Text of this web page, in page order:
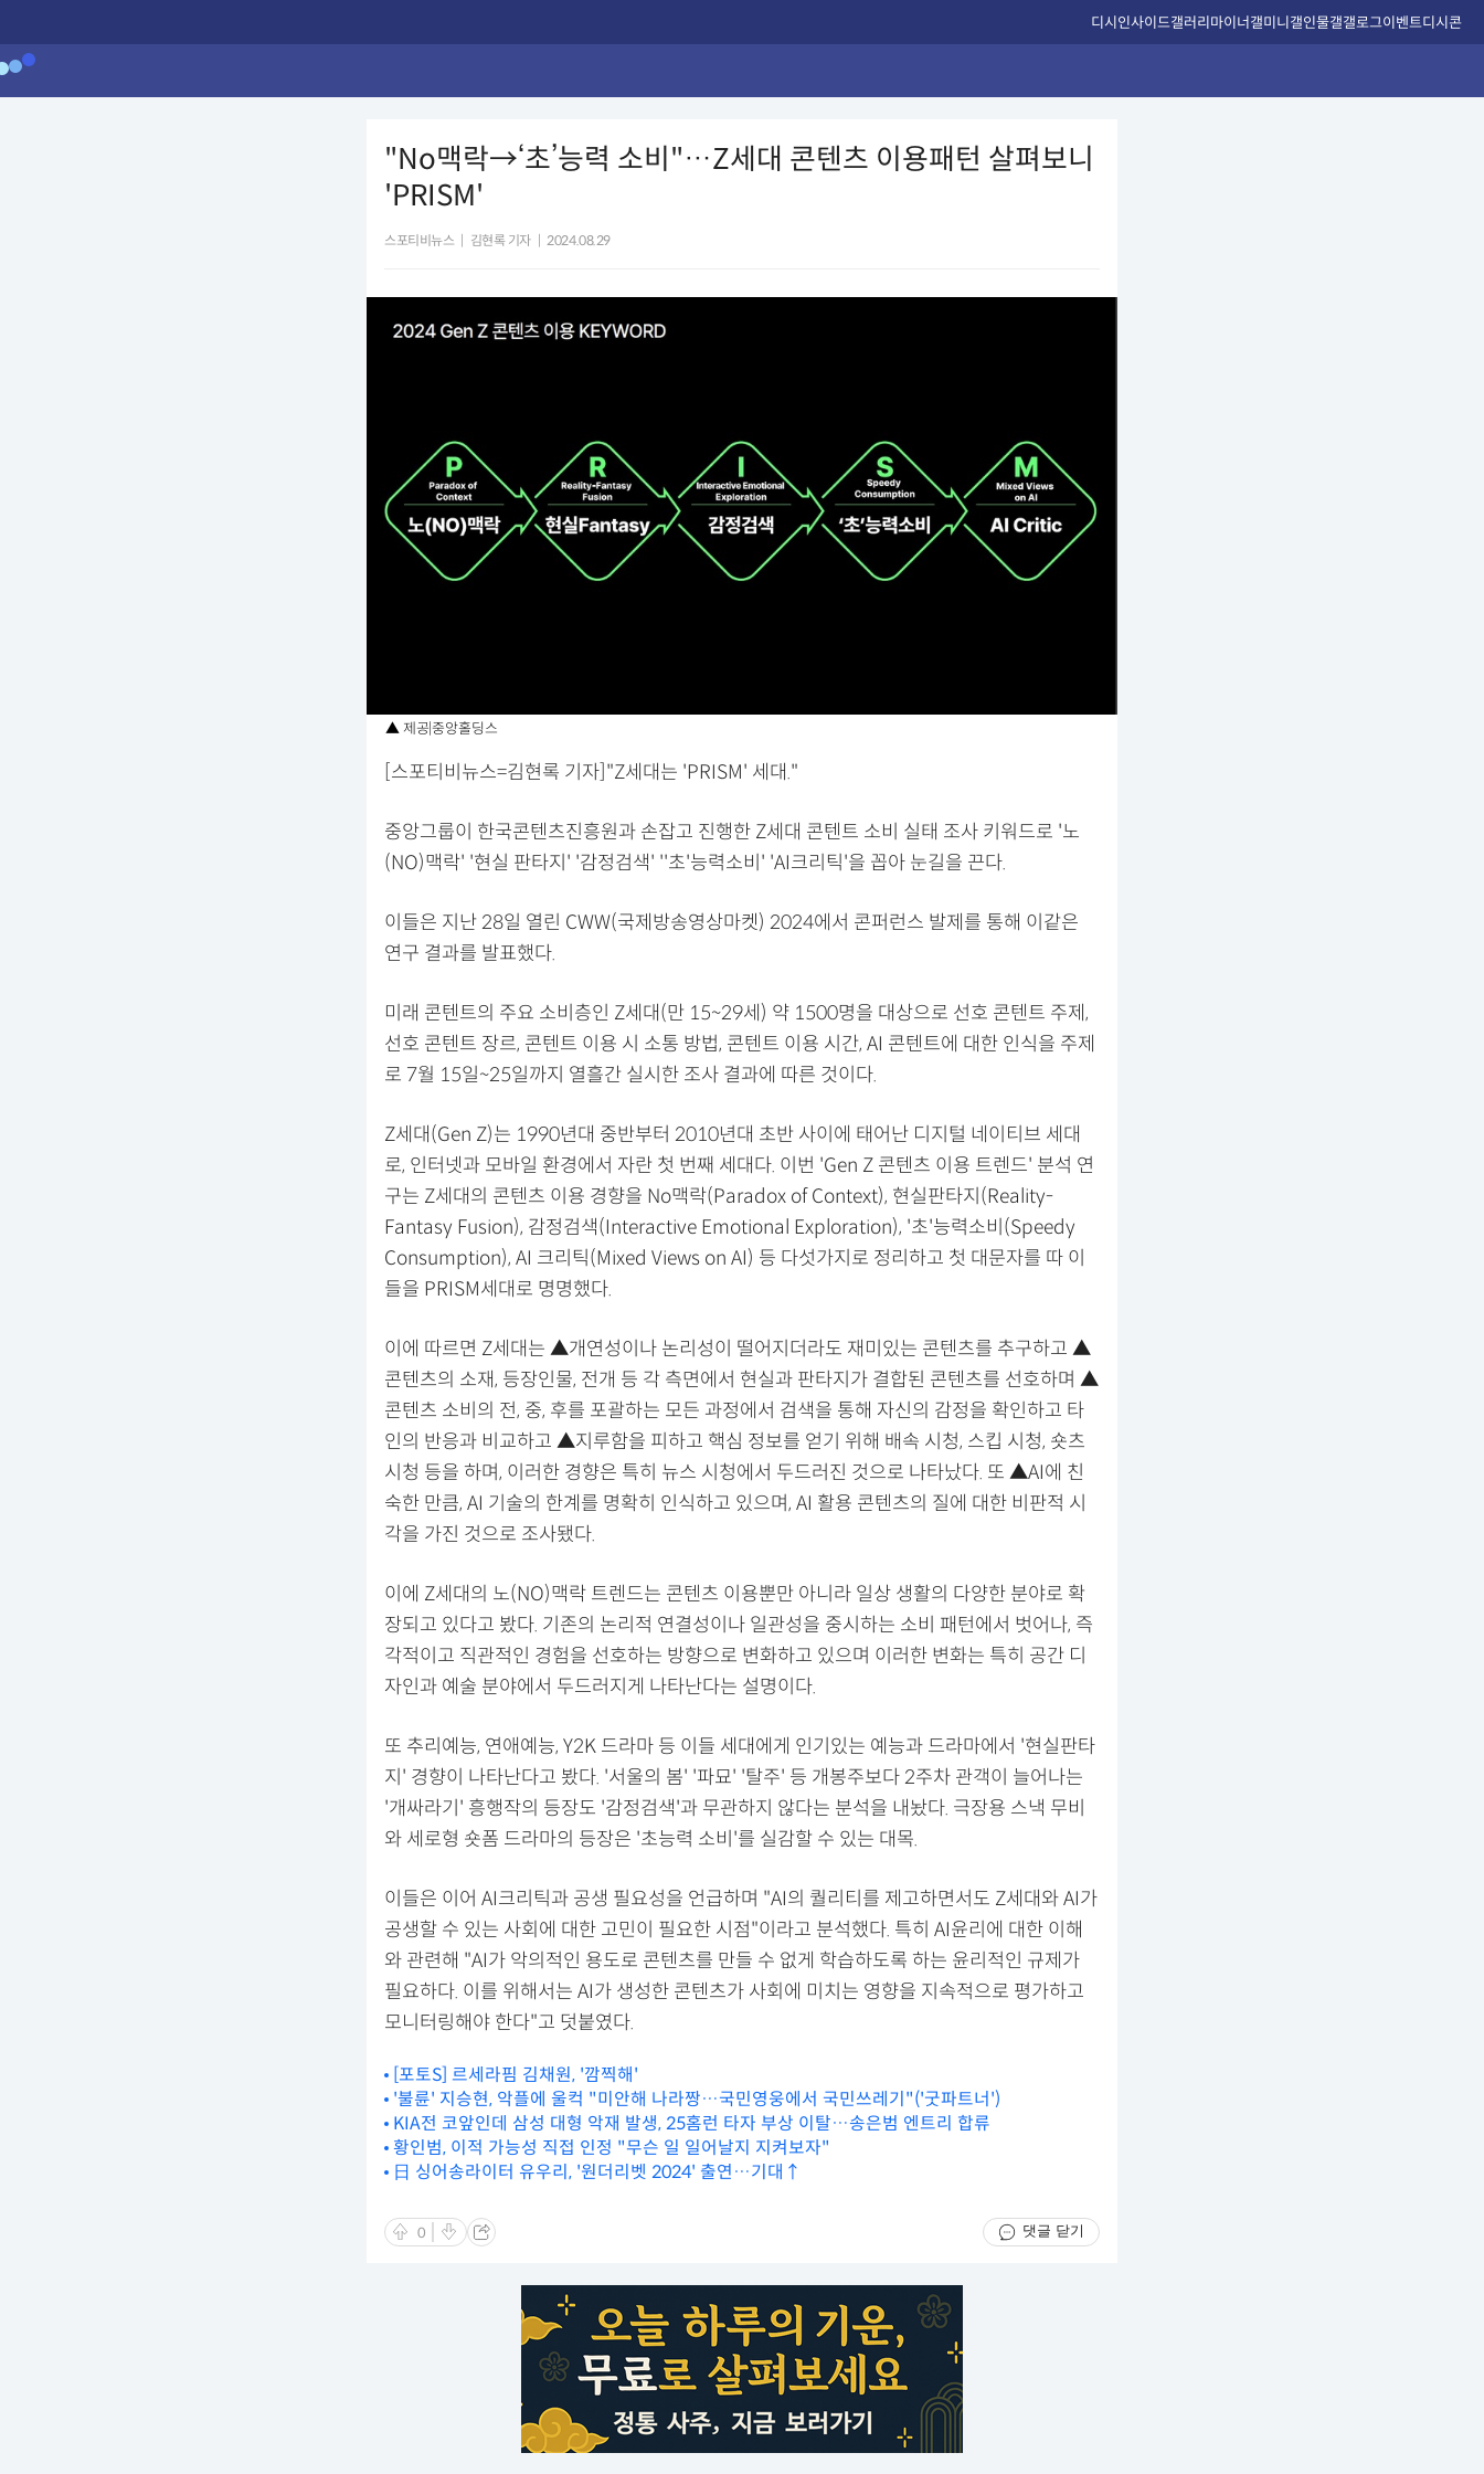
디시인사이드갤러리마이너갤미니갤인물갤갤로그이벤트디시콘
"No맥락→‘초’능력 소비"…Z세대 콘텐츠 이용패턴 살펴보니
'PRISM'
스포티비뉴스 김현록 기자 2024.08.29
▲ 제공|중앙홀딩스
[스포티비뉴스=김현록 기자]"Z세대는 'PRISM' 세대."
중앙그룹이 한국콘텐츠진흥원과 손잡고 진행한 Z세대 콘텐트 소비 실태 조사 키워드로 '노
(NO)맥락' '현실 판타지' '감정검색' ''초'능력소비' 'AI크리틱'을 꼽아 눈길을 끈다.
이들은 지난 28일 열린 CWW(국제방송영상마켓) 2024에서 콘퍼런스 발제를 통해 이같은
연구 결과를 발표했다.
미래 콘텐트의 주요 소비층인 Z세대(만 15~29세) 약 1500명을 대상으로 선호 콘텐트 주제,
선호 콘텐트 장르, 콘텐트 이용 시 소통 방법, 콘텐트 이용 시간, AI 콘텐트에 대한 인식을 주제
로 7월 15일~25일까지 열흘간 실시한 조사 결과에 따른 것이다.
Z세대(Gen Z)는 1990년대 중반부터 2010년대 초반 사이에 태어난 디지털 네이티브 세대
로, 인터넷과 모바일 환경에서 자란 첫 번째 세대다. 이번 'Gen Z 콘텐츠 이용 트렌드' 분석 연
구는 Z세대의 콘텐츠 이용 경향을 No맥락(Paradox of Context), 현실판타지(Reality-
Fantasy Fusion), 감정검색(Interactive Emotional Exploration), '초'능력소비(Speedy
Consumption), AI 크리틱(Mixed Views on AI) 등 다섯가지로 정리하고 첫 대문자를 따 이
들을 PRISM세대로 명명했다.
이에 따르면 Z세대는 ▲개연성이나 논리성이 떨어지더라도 재미있는 콘텐츠를 추구하고 ▲
콘텐츠의 소재, 등장인물, 전개 등 각 측면에서 현실과 판타지가 결합된 콘텐츠를 선호하며 ▲
콘텐츠 소비의 전, 중, 후를 포괄하는 모든 과정에서 검색을 통해 자신의 감정을 확인하고 타
인의 반응과 비교하고 ▲지루함을 피하고 핵심 정보를 얻기 위해 배속 시청, 스킵 시청, 숏츠
시청 등을 하며, 이러한 경향은 특히 뉴스 시청에서 두드러진 것으로 나타났다. 또 ▲AI에 친
숙한 만큼, AI 기술의 한계를 명확히 인식하고 있으며, AI 활용 콘텐츠의 질에 대한 비판적 시
각을 가진 것으로 조사됐다.
이에 Z세대의 노(NO)맥락 트렌드는 콘텐츠 이용뿐만 아니라 일상 생활의 다양한 분야로 확
장되고 있다고 봤다. 기존의 논리적 연결성이나 일관성을 중시하는 소비 패턴에서 벗어나, 즉
각적이고 직관적인 경험을 선호하는 방향으로 변화하고 있으며 이러한 변화는 특히 공간 디
자인과 예술 분야에서 두드러지게 나타난다는 설명이다.
또 추리예능, 연애예능, Y2K 드라마 등 이들 세대에게 인기있는 예능과 드라마에서 '현실판타
지' 경향이 나타난다고 봤다. '서울의 봄' '파묘' '탈주' 등 개봉주보다 2주차 관객이 늘어나는
'개싸라기' 흥행작의 등장도 '감정검색'과 무관하지 않다는 분석을 내놨다. 극장용 스낵 무비
와 세로형 숏폼 드라마의 등장은 '초능력 소비'를 실감할 수 있는 대목.
이들은 이어 AI크리틱과 공생 필요성을 언급하며 "AI의 퀄리티를 제고하면서도 Z세대와 AI가
공생할 수 있는 사회에 대한 고민이 필요한 시점"이라고 분석했다. 특히 AI윤리에 대한 이해
와 관련해 "AI가 악의적인 용도로 콘텐츠를 만들 수 없게 학습하도록 하는 윤리적인 규제가
필요하다. 이를 위해서는 AI가 생성한 콘텐츠가 사회에 미치는 영향을 지속적으로 평가하고
모니터링해야 한다"고 덧붙였다.
[포토S] 르세라핌 김채원, '깜찍해'
'불륜' 지승현, 악플에 울컥 "미안해 나라짱…국민영웅에서 국민쓰레기"('굿파트너')
KIA전 코앞인데 삼성 대형 악재 발생, 25홈런 타자 부상 이탈…송은범 엔트리 합류
황인범, 이적 가능성 직접 인정 "무슨 일 일어날지 지켜보자"
日 싱어송라이터 유우리, '원더리벳 2024' 출연…기대↑
0 댓글 닫기